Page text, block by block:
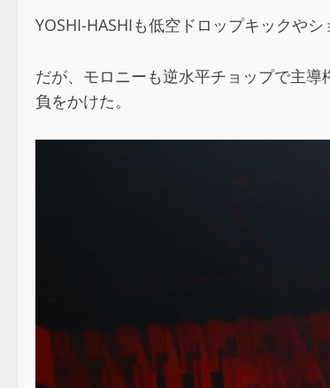
YOSHI-HASHIも低空ドロップキックや
だが、モロニーも逆水平チョップで主
負をかけた。